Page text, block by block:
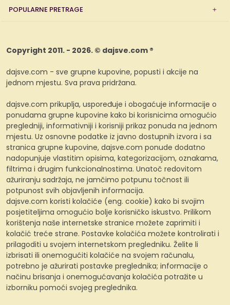
POPULARNE PRETRAGE
Copyright 2011. - 2026. © dajsve.com ®
dajsve.com - sve grupne kupovine, popusti i akcije na
jednom mjestu. Sva prava pridržana.
dajsve.com prikuplja, uspoređuje i obogaćuje informacije o
ponudama grupne kupovine kako bi korisnicima omogućio
pregledniji, informativniji i korisniji prikaz ponuda na jednom
mjestu. Uz osnovne podatke iz javno dostupnih izvora i sa
stranica grupne kupovine, dajsve.com ponude dodatno
nadopunjuje vlastitim opisima, kategorizacijom, oznakama,
filtrima i drugim funkcionalnostima. Unatoč redovitom
ažuriranju sadržaja, ne jamčimo potpunu točnost ili
potpunost svih objavljenih informacija.
dajsve.com koristi kolačiće (eng. cookie) kako bi svojim
posjetiteljima omogućio bolje korisničko iskustvo. Prilikom
korištenja naše internetske stranice možete zaprimiti i
kolačić treće strane. Postavke kolačića možete kontrolirati i
prilagoditi u svojem internetskom pregledniku. Želite li
izbrisati ili onemogućiti kolačiće na svojem računalu,
potrebno je ažurirati postavke preglednika; informacije o
načinu brisanja i onemogućavanja kolačića potražite u
izborniku pomoći svojeg preglednika.